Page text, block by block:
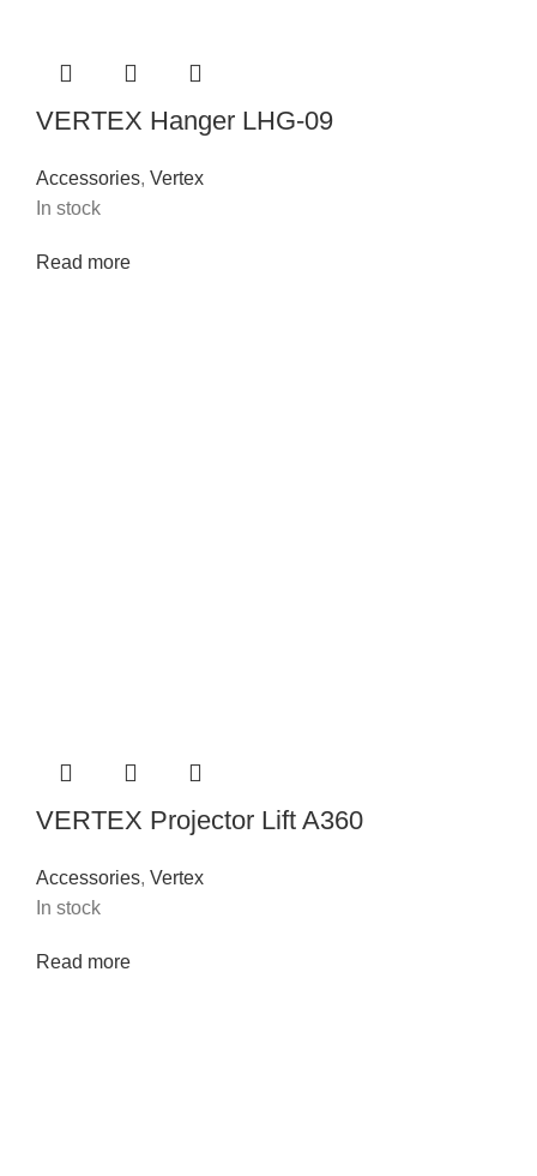
VERTEX Hanger LHG-09
Accessories, Vertex
In stock
Read more
VERTEX Projector Lift A360
Accessories, Vertex
In stock
Read more